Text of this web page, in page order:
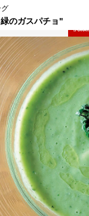
のガスパチョ"